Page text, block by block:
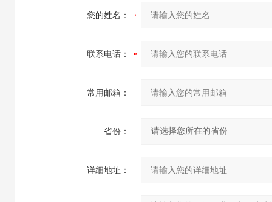
您的姓名：
联系电话：
常用邮箱：
省份：
详细地址：